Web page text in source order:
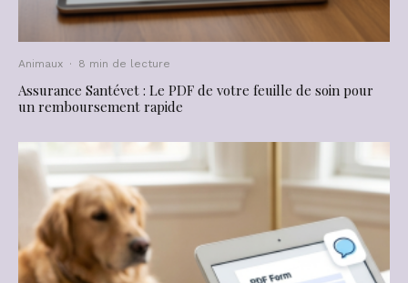
Animaux · 8 min de lecture
Assurance Santévet : Le PDF de votre feuille de soin pour
un remboursement rapide